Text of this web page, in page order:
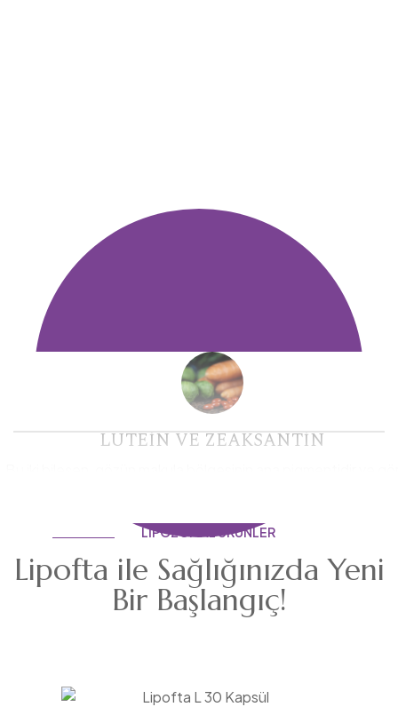
LUTEIN VE ZEAKSANTIN
LIPOZOMAL ÜRÜNLER
Lipofta ile Sağlığınızda Yeni
Bir Başlangıç!